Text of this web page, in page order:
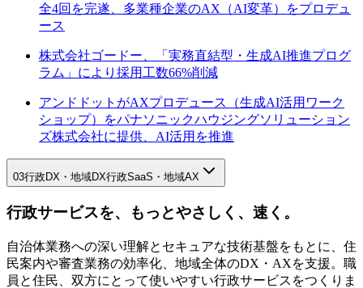
全4回を完遂、多業種企業のAX（AI変革）をプロデュ
ース
株式会社ゴードー、「実務直結型・生成AI推進プログ
ラム」により採用工数66%削減
アンドドットがAXプロデュース（生成AI活用ワーク
ショップ）をパナソニックハウジングソリューション
ズ株式会社に提供、AI活用を推進
03行政DX・地域DX行政SaaS・地域AX
行政サービスを、もっとやさしく、速く。
自治体業務への深い理解とセキュアな技術基盤をもとに、住
民案内や審査業務の効率化、地域全体のDX・AXを支援。職
員と住民、双方にとって使いやすい行政サービスをつくりま